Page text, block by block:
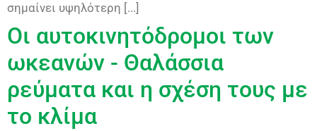
σημαίνει υψηλότερη [...]
Οι αυτοκινητόδρομοι των
ωκεανών - Θαλάσσια
ρεύματα και η σχέση τους με
το κλίμα